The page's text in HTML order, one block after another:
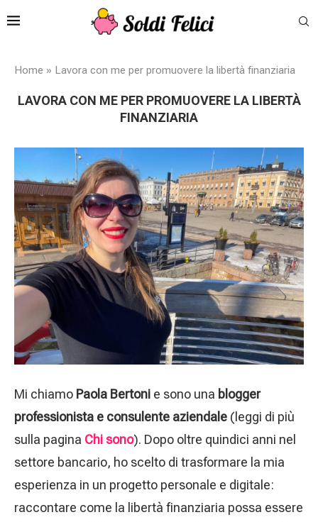
Home » Lavora con me per promuovere la libertà finanziaria
LAVORA CON ME PER PROMUOVERE LA LIBERTÀ
FINANZIARIA
Mi chiamo Paola Bertoni e sono una blogger
professionista e consulente aziendale (leggi di più
sulla pagina Chi sono). Dopo oltre quindici anni nel
settore bancario, ho scelto di trasformare la mia
esperienza in un progetto personale e digitale:
raccontare come la libertà finanziaria possa essere